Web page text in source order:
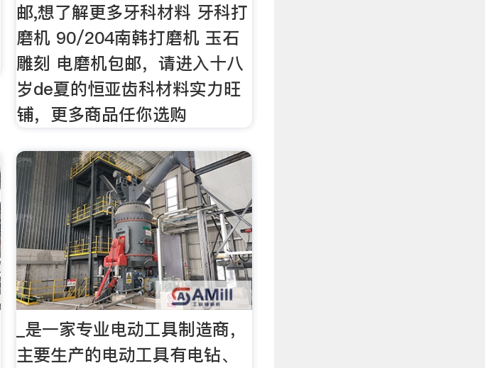
邮,想了解更多牙科材料 牙科打
磨机 90/204南韩打磨机 玉石
雕刻 电磨机包邮，请进入十八
岁de夏的恒亚齿科材料实力旺
铺，更多商品任你选购
_是一家专业电动工具制造商，
主要生产的电动工具有电钻、